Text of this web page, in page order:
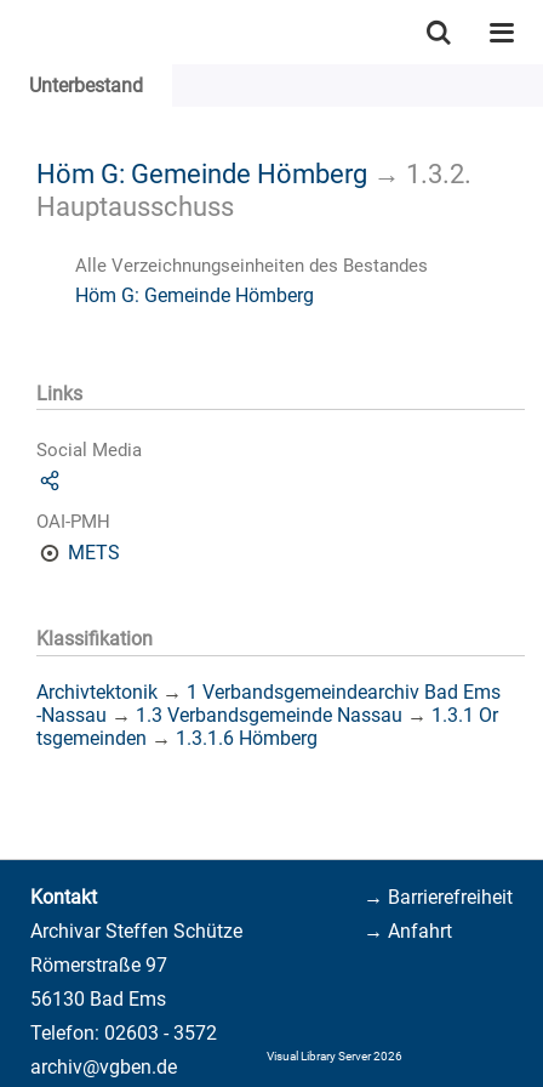
Unterbestand
Höm G: Gemeinde Hömberg → 1.3.2.
Hauptausschuss
Alle Verzeichnungseinheiten des Bestandes
Höm G: Gemeinde Hömberg
Links
Social Media
OAI-PMH
METS
Klassifikation
Archivtektonik → 1 Verbandsgemeindearchiv Bad Ems
-Nassau → 1.3 Verbandsgemeinde Nassau → 1.3.1 Or
tsgemeinden → 1.3.1.6 Hömberg
→ Barrierefreiheit
→ Anfahrt
Kontakt
Archivar Steffen Schütze
Römerstraße 97
56130 Bad Ems
Telefon: 02603 - 3572
archiv@vgben.de
Visual Library Server 2026